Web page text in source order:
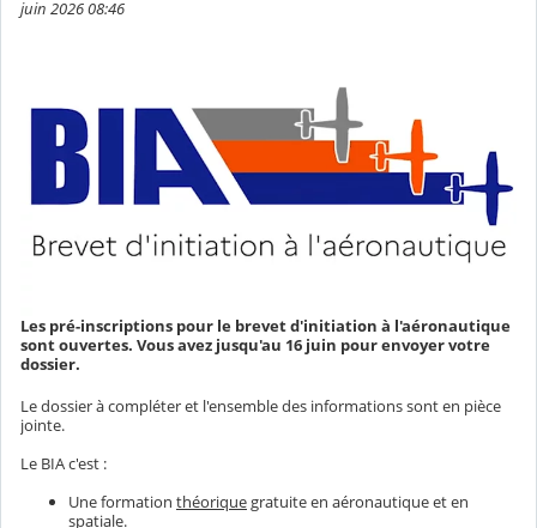
juin 2026 08:46
Les pré-inscriptions pour le brevet d'initiation à l'aéronautique
sont ouvertes. Vous avez jusqu'au 16 juin pour envoyer votre
dossier.
Le dossier à compléter et l'ensemble des informations sont en pièce
jointe.
Le BIA c'est :
Une formation théoriquegratuite en aéronautique et en
spatiale.